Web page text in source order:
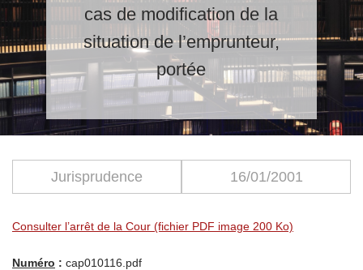
cas de modification de la
situation de l’emprunteur,
portée
Jurisprudence 16/01/2001
Consulter l’arrêt de la Cour (fichier PDF image 200 Ko)
Numéro : cap010116.pdf